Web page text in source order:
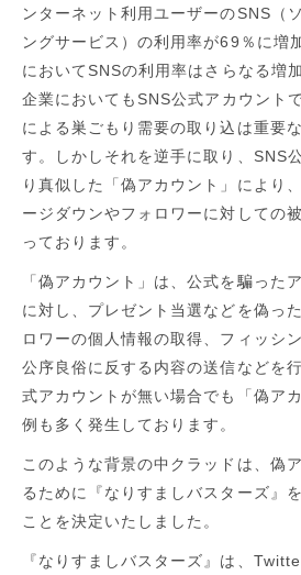
ンターネット利用ユーザーのSNS （
ングサービス）の利用率が69 ％に増
において SNSの利用率はさらなる増
企業においても SNS公式アカウント
による巣ごもり需要の取り込は重要
す。しかしそれを逆手に取り、 SNS
り真似した「偽アカウント」により
ージダウンやフォロワーに対しての
っております。
「偽アカウント」は、公式を騙った
に対し、プレゼント当選などを偽った
ロワーの個人情報の取得、フィッシ
公序良俗に反する内容の送信などを
式アカウントが無い場合でも「偽ア
例も多く発生しております。
このような背景の中クラッドは、偽
るために『なりすましバスターズ』を
ことを決定いたしました。
『なりすましバスターズ』は、